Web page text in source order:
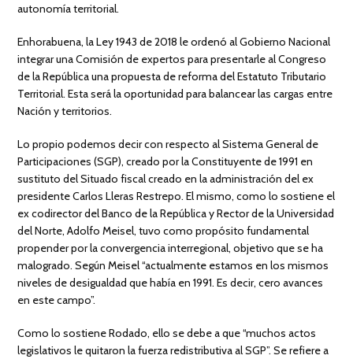
autonomía territorial.
Enhorabuena, la Ley 1943 de 2018 le ordenó al Gobierno Nacional
integrar una Comisión de expertos para presentarle al Congreso
de la República una propuesta de reforma del Estatuto Tributario
Territorial. Esta será la oportunidad para balancear las cargas entre
Nación y territorios.
Lo propio podemos decir con respecto al Sistema General de
Participaciones (SGP), creado por la Constituyente de 1991 en
sustituto del Situado fiscal creado en la administración del ex
presidente Carlos Lleras Restrepo. El mismo, como lo sostiene el
ex codirector del Banco de la República y Rector de la Universidad
del Norte, Adolfo Meisel, tuvo como propósito fundamental
propender por la convergencia interregional, objetivo que se ha
malogrado. Según Meisel “actualmente estamos en los mismos
niveles de desigualdad que había en 1991. Es decir, cero avances
en este campo”.
Como lo sostiene Rodado, ello se debe a que “muchos actos
legislativos le quitaron la fuerza redistributiva al SGP”. Se refiere a